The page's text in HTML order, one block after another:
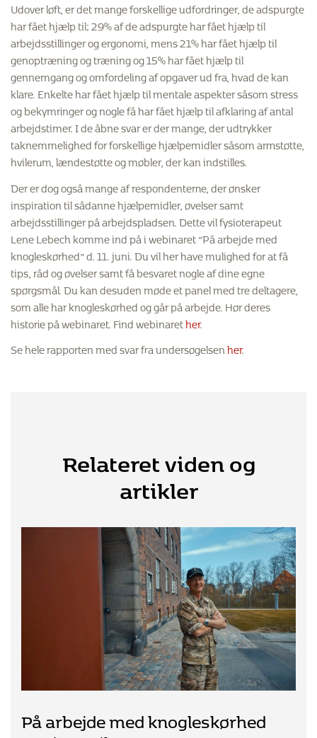
Udover løft, er det mange forskellige udfordringer, de adspurgte
har fået hjælp til; 29% af de adspurgte har fået hjælp til
arbejdsstillinger og ergonomi, mens 21% har fået hjælp til
genoptræning og træning og 15% har fået hjælp til
gennemgang og omfordeling af opgaver ud fra, hvad de kan
klare. Enkelte har fået hjælp til mentale aspekter såsom stress
og bekymringer og nogle få har fået hjælp til afklaring af antal
arbejdstimer. I de åbne svar er der mange, der udtrykker
taknemmelighed for forskellige hjælpemidler såsom armstøtte,
hvilerum, lændestøtte og møbler, der kan indstilles.
Der er dog også mange af respondenterne, der ønsker
inspiration til sådanne hjælpemidler, øvelser samt
arbejdsstillinger på arbejdspladsen. Dette vil fysioterapeut
Lene Lebech komme ind på i webinaret ”På arbejde med
knogleskørhed” d. 11. juni. Du vil her have mulighed for at få
tips, råd og øvelser samt få besvaret nogle af dine egne
spørgsmål. Du kan desuden møde et panel med tre deltagere,
som alle har knogleskørhed og går på arbejde. Hør deres
historie på webinaret. Find webinarether.
Se hele rapporten med svar fra undersøgelsenher.
Relateret viden og
artikler
På arbejde med knogleskørhed